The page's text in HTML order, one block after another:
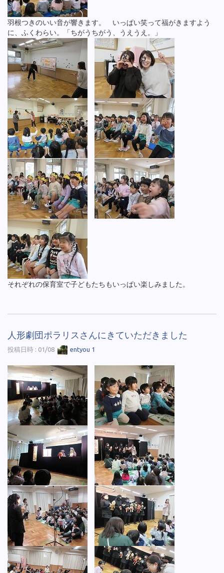
羽根つきのいい音が響きます。 いっぱい笑って福がきますよう
に、ふくわらい。「ちがうちがう、うえうえ。」
それぞれの保育室で子どもたちもいっぱい楽しみました。
人形劇団ポラリスさんにきていただきました
投稿日時 : 01/08 entyou 1